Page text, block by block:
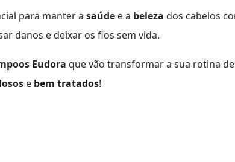
para manter a saúde e a beleza dos cabelos
danos e deixar os fios sem vida.
Eudora que vão transformar a sua rotina de
e bem tratados!